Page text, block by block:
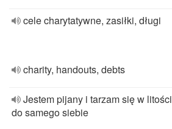
cele charytatywne, zasiłki, długi
charity, handouts, debts
Jestem pijany i tarzam się w litości
do samego siebie